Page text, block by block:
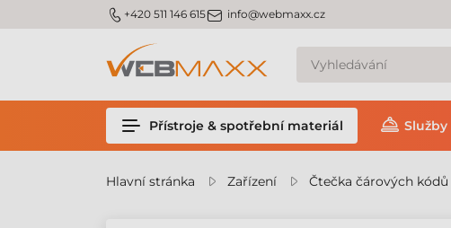
m_phone +420 511 146 615m_email info@webmaxx.cz
Přístroje & spotřební materiál Služby
Hlavní stránka Zařízení Čtečka čárových kódů